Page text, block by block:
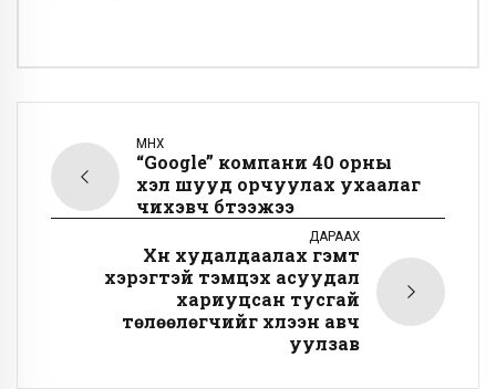
ӨМНӨХ
“Google” компани 40 орны
хэл шууд орчуулах ухаалаг
чихэвч бүтээжээ
ДАРААХ
Хүн худалдаалах гэмт
хэрэгтэй тэмцэх асуудал
хариуцсан тусгай
төлөөлөгчийг хүлээн авч
уулзав